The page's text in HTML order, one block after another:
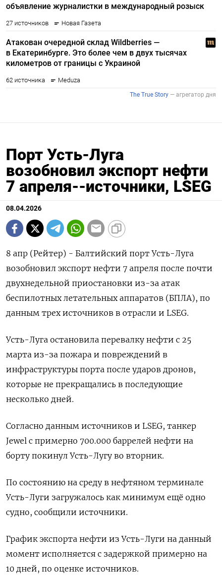
Порт Усть-Луга
возобновил экспорт нефти
7 апреля--источники, LSEG
08.04.2026
8 апр (Рейтер) - Балтийский порт Усть-Луга
возобновил экспорт нефти 7 апреля после почти
двухнедельной приостановки из-за атак
беспилотных летательных ‌аппаратов (БПЛА), по
данным трех источников в отрасли и LSEG.
Усть-Луга остановила перевалку нефти с 25
марта из-за пожара и повреждений ​в
инфраструктуры порта ​после ​ударов дронов,
которые ⁠не прекращались в последующие
несколько ‌дней.
Согласно данным источников и ‌LSEG, танкер
Jewel с примерно 700.000 баррелей нефти на
борту ​покинул Усть-Лугу во вторник.
По состоянию на ‌среду в нефтяном терминале
Усть-Луги загружалось как ​минимум ещё одно
судно, сообщили источники.
График экспорта ‌нефти из Усть-Луги на данный
момент исполняется с задержкой примерно на
10 дней, по оценке источников.